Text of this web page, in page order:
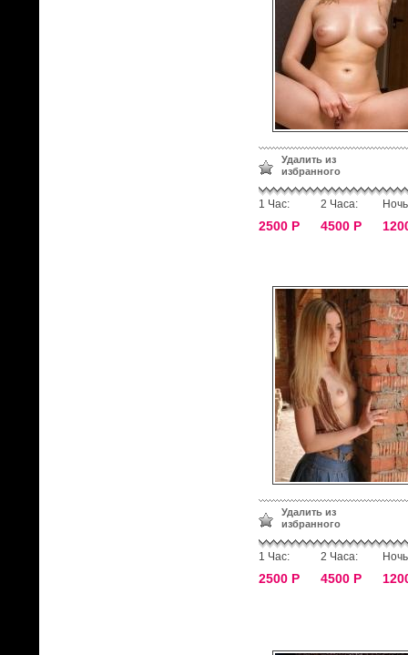
Удалить из
избранного
1 Час:
2500 Р
2 Часа:
4500 Р
Удалить из
избранного
1 Час:
2500 Р
2 Часа:
4500 Р